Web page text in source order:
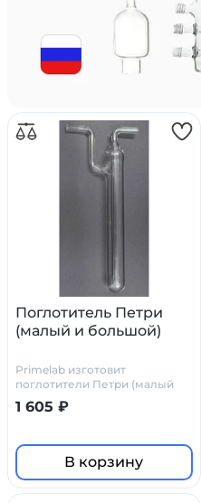
Поглотитель Петри
(малый и большой)
Primelab изготовит
поглотители Петри (малый
или большой) по
индивидуальному заказу, по
1 605 ₽
В корзину